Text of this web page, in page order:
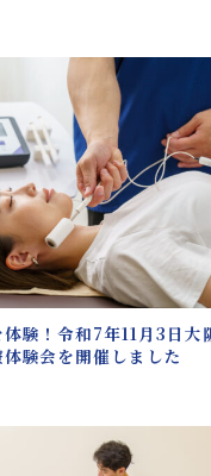
Follow Me
験！令和7年11月3日大
験会を開催しました